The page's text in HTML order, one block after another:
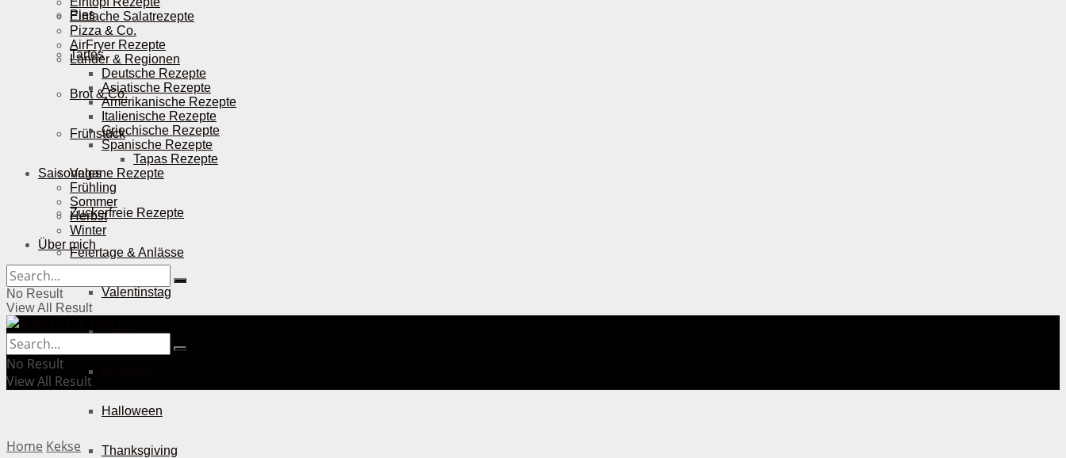
Pies
Tartes
Brot & Co.
Frühstück
Vegane Rezepte
Zuckerfreie Rezepte
Feiertage & Anlässe
Valentinstag
Ostern
Halloween
Thanksgiving
Einfache Salatrezepte
Pizza & Co.
AirFryer Rezepte
Länder & Regionen
Deutsche Rezepte
Asiatische Rezepte
Amerikanische Rezepte
Italienische Rezepte
Griechische Rezepte
Spanische Rezepte
Tapas Rezepte
Saisonales
Frühling
Sommer
Herbst
Winter
Über mich
No Result
View All Result
No Result
View All Result
Home Kekse